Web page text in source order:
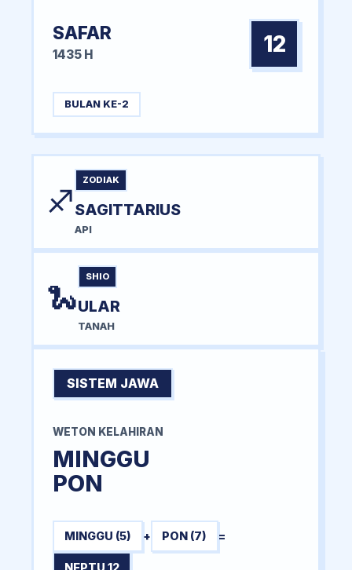
SAFAR
1435 H 12
BULAN KE-2
♐
ZODIAK
SAGITTARIUS
API
🐍
SHIO
ULAR
TANAH
SISTEM JAWA
WETON KELAHIRAN
MINGGU
PON
MINGGU (5) + PON (7) =
NEPTU 12